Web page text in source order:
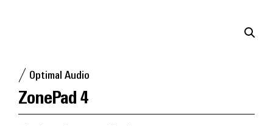
Optimal Audio
ZonePad 4